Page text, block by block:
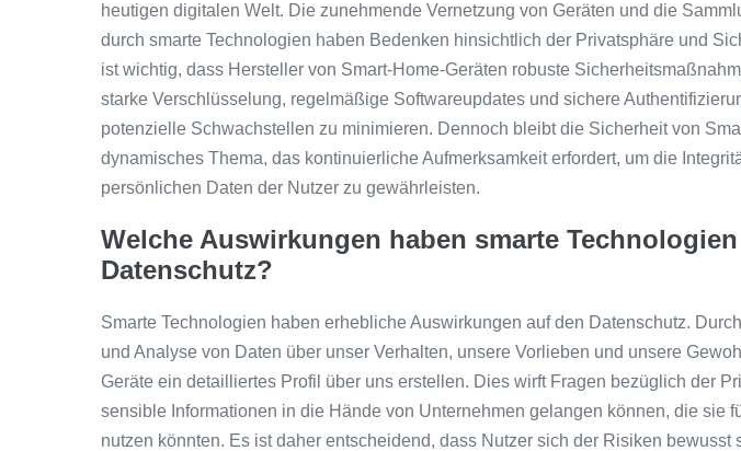
heutigen digitalen Welt. Die zunehmende Vernetzung von Geräten und die
durch smarte Technologien haben Bedenken hinsichtlich der Privatsphäre und
ist wichtig, dass Hersteller von Smart-Home-Geräten robuste
starke Verschlüsselung, regelmäßige Softwareupdates und sichere
potenzielle Schwachstellen zu minimieren. Dennoch bleibt die Sicherheit von
dynamisches Thema, das kontinuierliche Aufmerksamkeit erfordert, um die
persönlichen Daten der Nutzer zu gewährleisten.
Welche Auswirkungen haben smarte
Datenschutz?
Smarte Technologien haben erhebliche Auswirkungen auf den Datenschutz.
und Analyse von Daten über unser Verhalten, unsere Vorlieben und unsere
Geräte ein detailliertes Profil über uns erstellen. Dies wirft Fragen bezüglich der
sensible Informationen in die Hände von Unternehmen gelangen können, die sie
nutzen könnten. Es ist daher entscheidend, dass Nutzer sich der Risiken bewusst